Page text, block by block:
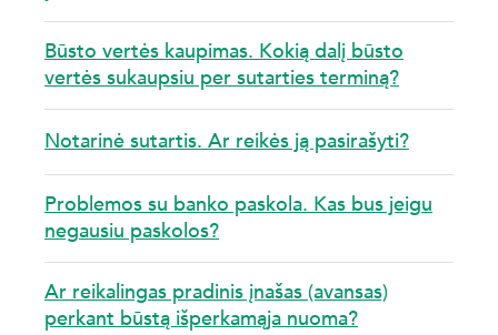
Būsto vertės kaupimas. Kokią dalį būsto
vertės sukaupsiu per sutarties terminą?
Notarinė sutartis. Ar reikės ją pasirašyti?
Problemos su banko paskola. Kas bus jeigu
negausiu paskolos?
Ar reikalingas pradinis įnašas (avansas)
perkant būstą išperkamąja nuoma?